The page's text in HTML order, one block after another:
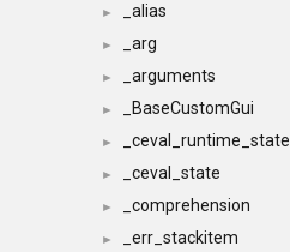
► _alias
► _arg
► _arguments
► _BaseCustomGui
► _ceval_runtime_state
► _ceval_state
► _comprehension
► _err_stackitem